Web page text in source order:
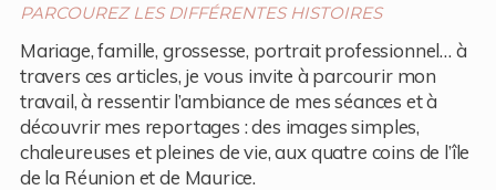
PARCOUREZ LES DIFFÉRENTES HISTOIRES
Mariage, famille, grossesse, portrait professionnel… à
travers ces articles, je vous invite à parcourir mon
travail, à ressentir l’ambiance de mes séances et à
découvrir mes reportages : des images simples,
chaleureuses et pleines de vie, aux quatre coins de l’île
de la Réunion et de Maurice.